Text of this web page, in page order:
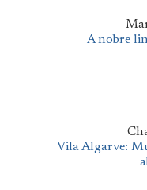
A nobre
Vila Algarve: